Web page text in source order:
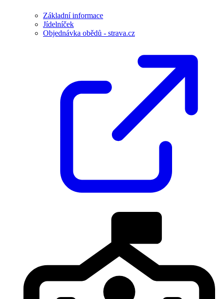
Základní informace
Jídelníček
Objednávka obědů - strava.cz